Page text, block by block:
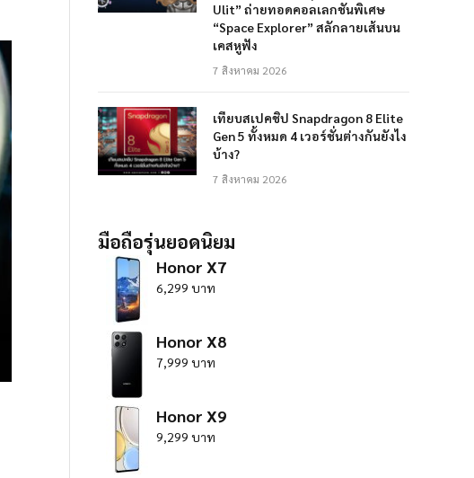
Ulit” ถ่ายทอดคอลเลกชันพิเศษ
“Space Explorer” สลักลายเส้นบน
เคสหูฟัง
7 สิงหาคม 2026
เทียบสเปคชิป Snapdragon 8 Elite
Gen 5 ทั้งหมด 4 เวอร์ชั่นต่างกันยังไง
บ้าง?
7 สิงหาคม 2026
มือถือรุ่นยอดนิยม
Honor X7
6,299 บาท
Honor X8
7,999 บาท
Honor X9
9,299 บาท